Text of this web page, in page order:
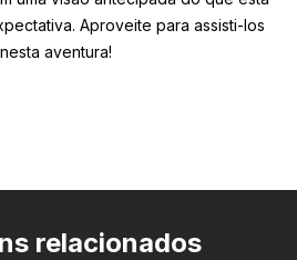
Aproveite para assisti-los
aventura!
relacionados